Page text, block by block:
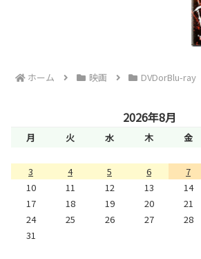
ホーム 映画 DVDorBlu-ray
2026年8月
月 火 水 木 金
3
4 5 6 7
10
11 12 13 14
17
18 19 20 21
24
25 26 27 28
31